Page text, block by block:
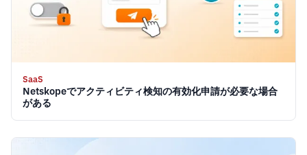
SaaS
Netskopeでアクティビティ検知の有効化申請が必要な場合
がある